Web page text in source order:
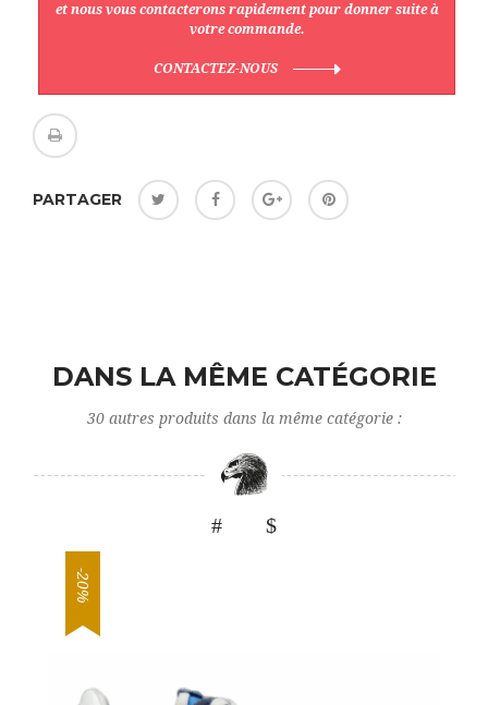
et nous vous contacterons rapidement pour donner suite à
votre commande.
CONTACTEZ-NOUS
PARTAGER
DANS LA MÊME CATÉGORIE
30 autres produits dans la même catégorie :
-20%